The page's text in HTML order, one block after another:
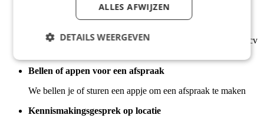
naam, telefoonnummer en emailadres zijn voldoende, geen cv
Bellen of appen voor een afspraak
We bellen je of sturen een appje om een afspraak te maken
Kennismakingsgesprek op locatie
ALLES AFWIJZEN
DETAILS WEERGEVEN